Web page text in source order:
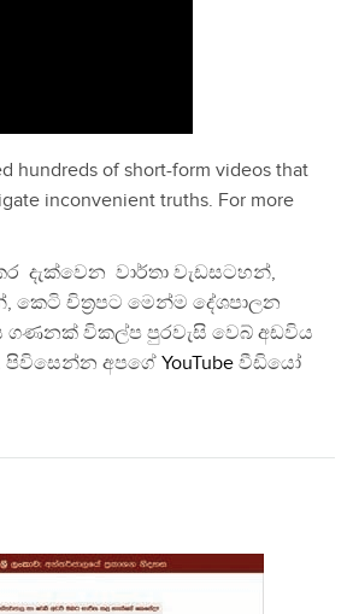
hundreds of short-form videos that
inconvenient truths. For more
දැක්වෙන වාර්තා වැඩසටහන්,
කෙටි චිත්‍රපට මෙන්ම දේශපාලන
ගණනක් විකල්ප පුරවැසි වෙබ් අඩවිය
පිවිසෙන්න අපගේ YouTube වීඩියෝ